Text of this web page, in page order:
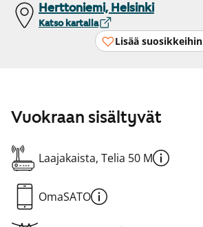
Herttoniemi, Helsinki
Katso kartalla
Lisää suosikkeihin
Vuokraan sisältyvät
Laajakaista, Telia 50 M
OmaSATO